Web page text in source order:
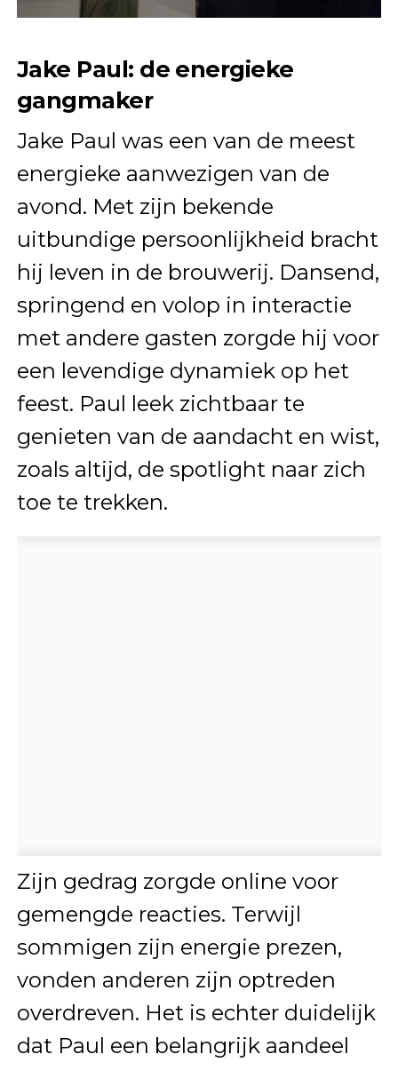
Jake Paul: de energieke
gangmaker
Jake Paul was een van de meest
energieke aanwezigen van de
avond. Met zijn bekende
uitbundige persoonlijkheid bracht
hij leven in de brouwerij. Dansend,
springend en volop in interactie
met andere gasten zorgde hij voor
een levendige dynamiek op het
feest. Paul leek zichtbaar te
genieten van de aandacht en wist,
zoals altijd, de spotlight naar zich
toe te trekken.
Zijn gedrag zorgde online voor
gemengde reacties. Terwijl
sommigen zijn energie prezen,
vonden anderen zijn optreden
overdreven. Het is echter duidelijk
dat Paul een belangrijk aandeel